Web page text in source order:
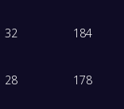
32 184
28 178